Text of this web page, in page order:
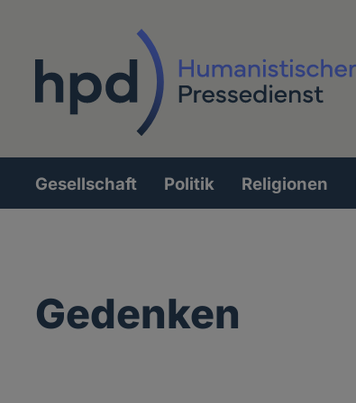
Hauptnavigation
Gesellschaft Politik Religionen
Gedenken